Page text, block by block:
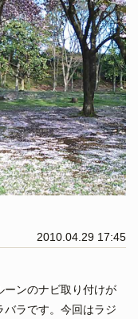
2010.04.29 17:45
ーンのナビ取り付けが
ラです。今回はラジ